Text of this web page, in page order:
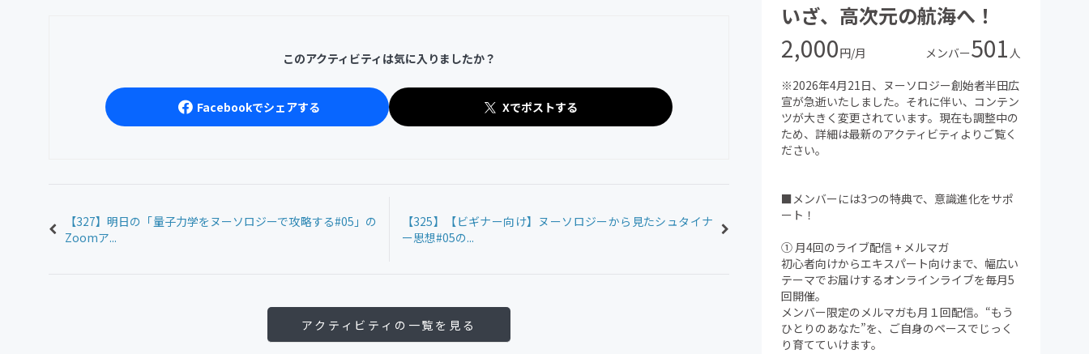
このアクティビティは気に入りましたか？
Facebookでシェアする Xでポストする
【327】明日の「量子力学をヌーソロジーで攻略する#05」の
Zoomア...
【325】【ビギナー向け】ヌーソロジーから見たシュタイナ
ー思想#05の...
アクティビティの一覧を見る
いざ、高次元の航海へ！
2,000円/月 メンバー501 人
※2026年4月21日、ヌーソロジー創始者半田広
宣が急逝いたしました。それに伴い、コンテン
ツが大きく変更されています。現在も調整中の
ため、詳細は最新のアクティビティよりご覧く
ださい。
■メンバーには3つの特典で、意識進化をサポ
ート！
① 月4回のライブ配信 + メルマガ
初心者向けからエキスパート向けまで、幅広い
テーマでお届けするオンラインライブを毎月5
回開催。
メンバー限定のメルマガも月１回配信。“もう
ひとりのあなた”を、ご自身のペースでじっく
り育てていけます。